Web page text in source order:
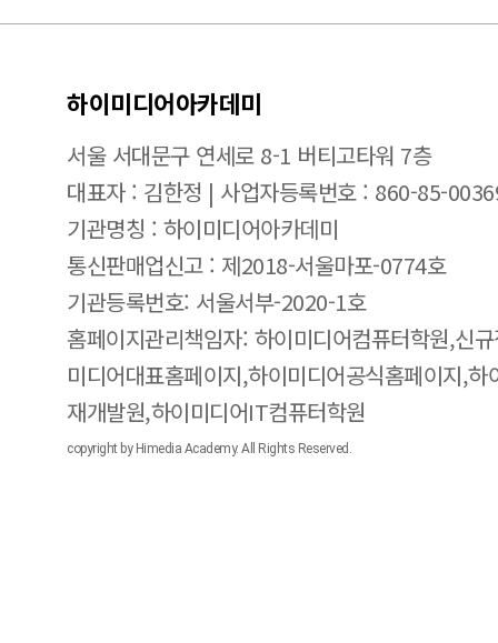
하이미디어아카데미
서울 서대문구 연세로 8-1 버티고타워 7층
대표자 : 김한정 | 사업자등록번호 : 860-85-
기관명칭 : 하이미디어아카데미
통신판매업신고 : 제2018-서울마포-0774호
기관등록번호: 서울서부-2020-1호
홈페이지관리책임자: 하이미디어컴퓨터학원,신
미디어대표홈페이지,하이미디어공식홈페이지,
재개발원,하이미디어IT컴퓨터학원
copyright by Himedia Academy. All Rights Reserved.